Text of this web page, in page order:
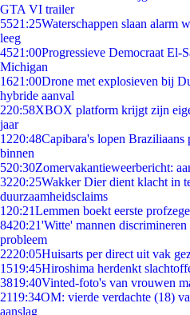
GTA VI trailer
5521:25Waterschappen slaan alarm
leeg
4521:00Progressieve Democraat
Michigan
1621:00Drone met explosieven bij
hybride aanval
220:58XBOX platform krijgt zijn
jaar
1220:48Capibara's lopen
binnen
520:30Zomervakantieweerbericht:
3220:25Wakker Dier dient klacht in
duurzaamheidsclaims
1 20:21Lemmen boekt eerste
8420:21'Witte' mannen
probleem
2220:05Huisarts per direct uit vak
1519:45Hiroshima herdenkt
3819:40Vinted-foto's van vrouwen
2119:34OM: vierde verdachte (18)
aanslag